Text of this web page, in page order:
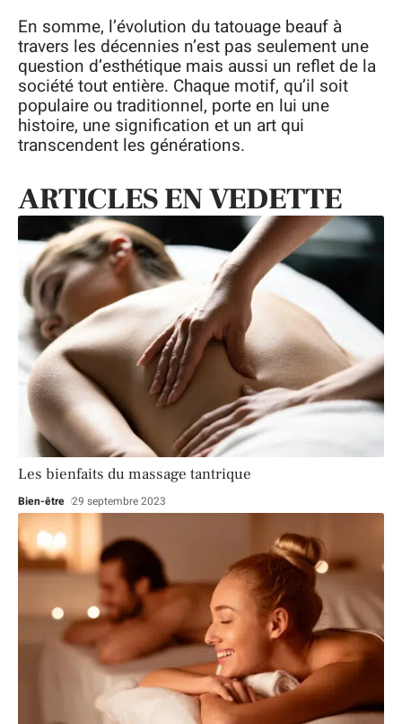
En somme, l’évolution du tatouage beauf à
travers les décennies n’est pas seulement une
question d’esthétique mais aussi un reflet de la
société tout entière. Chaque motif, qu’il soit
populaire ou traditionnel, porte en lui une
histoire, une signification et un art qui
transcendent les générations.
ARTICLES EN VEDETTE
Les bienfaits du massage tantrique
Bien-être 29 septembre 2023